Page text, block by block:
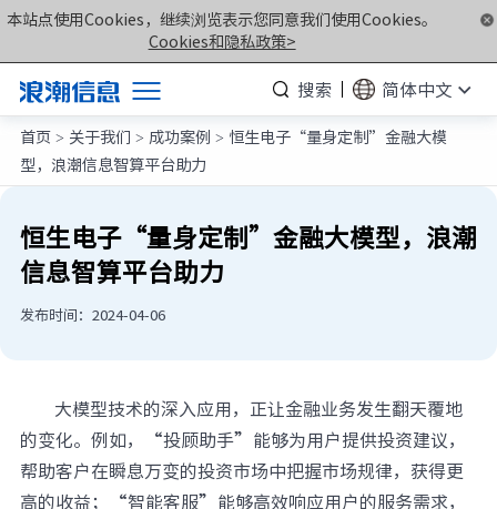
本站点使用Cookies，继续浏览表示您同意我们使用Cookies。
Cookies和隐私政策>
搜索
简体中文
产品
解决方案
服务支持
如何购买
合作伙伴
关于我们
计算产业洞察
首页 > 关于我们 > 成功案例 > 恒生电子“量身定制”金融大模
型，浪潮信息智算平台助力
恒生电子“量身定制”金融大模型，浪潮
信息智算平台助力
发布时间：2024-04-06
大模型技术的深入应用，正让金融业务发生翻天覆地
的变化。例如，“投顾助手”能够为用户提供投资建议，
帮助客户在瞬息万变的投资市场中把握市场规律，获得更
高的收益；“智能客服”能够高效响应用户的服务需求，